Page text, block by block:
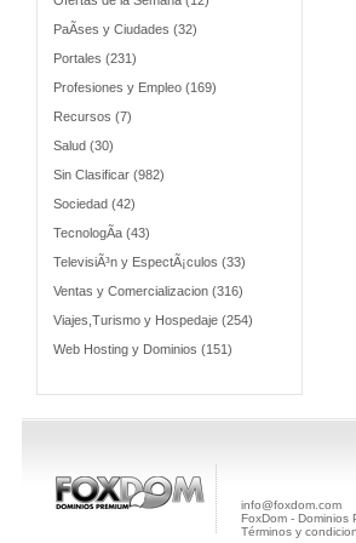
PaÃ­ses y Ciudades (32)
Portales (231)
Profesiones y Empleo (169)
Recursos (7)
Salud (30)
Sin Clasificar (982)
Sociedad (42)
TecnologÃ­a (43)
TelevisiÃ³n y EspectÃ¡culos (33)
Ventas y Comercializacion (316)
Viajes,Turismo y Hospedaje (254)
Web Hosting y Dominios (151)
info@foxdom.com
FoxDom - Dominios
Términos y